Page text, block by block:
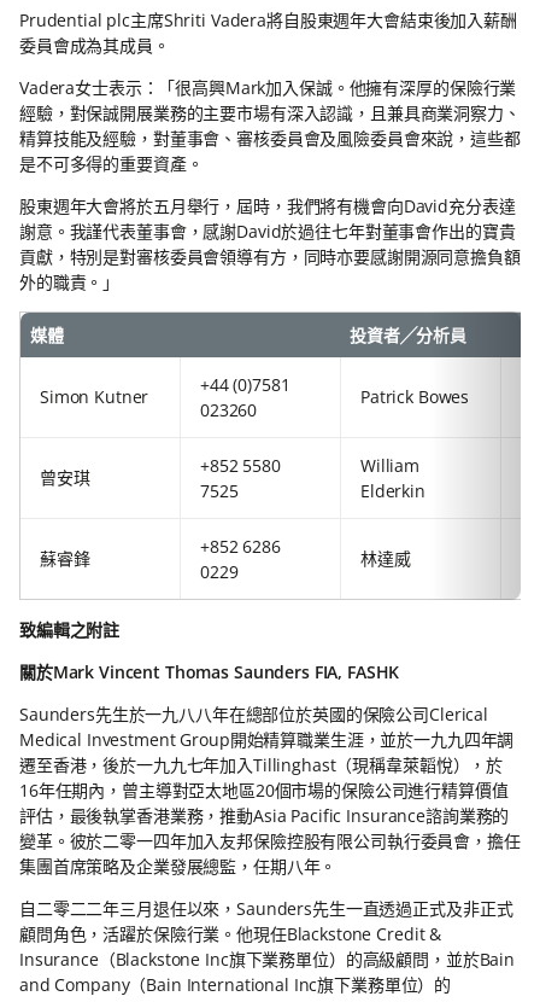
Prudential plc主席Shriti Vadera將自股東週年大會結束後加入薪酬
委員會成為其成員。
Vadera女士表示：「很高興Mark加入保誠。他擁有深厚的保險行業
經驗，對保誠開展業務的主要市場有深入認識，且兼具商業洞察力、
精算技能及經驗，對董事會、審核委員會及風險委員會來說，這些都
是不可多得的重要資產。
股東週年大會將於五月舉行，屆時，我們將有機會向David充分表達
謝意。我謹代表董事會，感謝David於過往七年對董事會作出的寶貴
貢獻，特別是對審核委員會領導有方，同時亦要感謝開源同意擔負額
外的職責。」
媒體 投資者╱分析員
Simon Kutner
+44 (0)7581
023260
Patrick Bowes
曾安琪
+852 5580
7525
William
Elderkin
蘇睿鋒
+852 6286
0229
林達威
致編輯之附註
關於Mark Vincent Thomas Saunders FIA, FASHK
Saunders先生於一九八八年在總部位於英國的保險公司Clerical
Medical Investment Group開始精算職業生涯，並於一九九四年調
遷至香港，後於一九九七年加入Tillinghast（現稱韋萊韜悅），於
16年任期內，曾主導對亞太地區20個市場的保險公司進行精算價值
評估，最後執掌香港業務，推動Asia Pacific Insurance諮詢業務的
變革。彼於二零一四年加入友邦保險控股有限公司執行委員會，擔任
集團首席策略及企業發展總監，任期八年。
自二零二二年三月退任以來，Saunders先生一直透過正式及非正式
顧問角色，活躍於保險行業。他現任Blackstone Credit &
Insurance（Blackstone Inc旗下業務單位）的高級顧問，並於Bain
and Company（Bain International Inc旗下業務單位）的